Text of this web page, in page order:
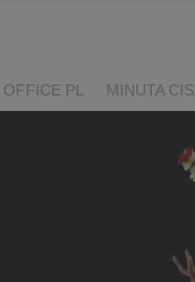
PL MINUTA